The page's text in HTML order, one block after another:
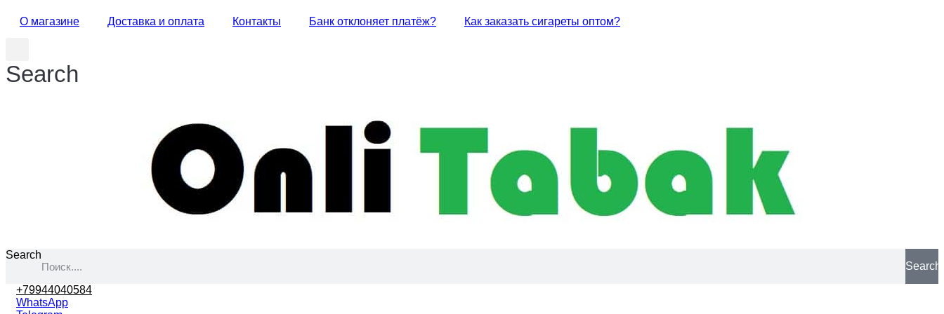
О магазине Доставка и оплата Контакты Банк отклоняет платёж? Как заказать сигареты оптом?
Search
Search
Search
+79944040584
WhatsApp